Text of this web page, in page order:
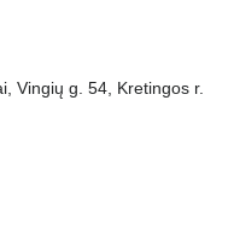
Vingių g. 54, Kretingos r.